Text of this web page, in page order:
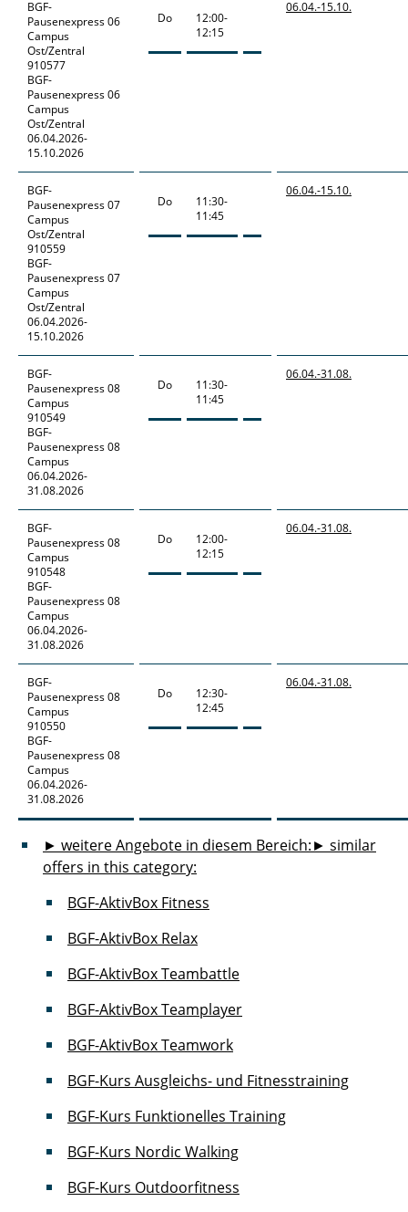
BGF-
Pausenexpress06
Campus
Ost/Zentral
910577
BGF-
Pausenexpress 06
Campus
Ost/Zentral
06.04.2026-
15.10.2026
Do
12:00-
12:15
06.04.-15.10.
BGF-
Pausenexpress07
Campus
Ost/Zentral
910559
BGF-
Pausenexpress 07
Campus
Ost/Zentral
06.04.2026-
15.10.2026
Do
11:30-
11:45
06.04.-15.10.
BGF-
Pausenexpress08
Campus
910549
BGF-
Pausenexpress 08
Campus
06.04.2026-
31.08.2026
Do
11:30-
11:45
06.04.-31.08.
BGF-
Pausenexpress08
Campus
910548
BGF-
Pausenexpress 08
Campus
06.04.2026-
31.08.2026
Do
12:00-
12:15
06.04.-31.08.
BGF-
Pausenexpress08
Campus
910550
BGF-
Pausenexpress 08
Campus
06.04.2026-
31.08.2026
Do
12:30-
12:45
06.04.-31.08.
► weitere Angebote in diesem Bereich:► similar
offers in this category:
BGF-AktivBox Fitness
BGF-AktivBox Relax
BGF-AktivBox Teambattle
BGF-AktivBox Teamplayer
BGF-AktivBox Teamwork
BGF-Kurs Ausgleichs- und Fitnesstraining
BGF-Kurs Funktionelles Training
BGF-Kurs Nordic Walking
BGF-Kurs Outdoorfitness